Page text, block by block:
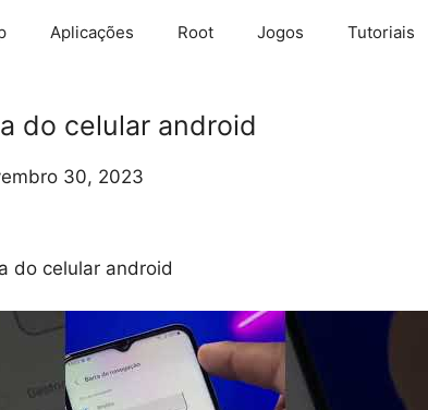
Aplicações Root Jogos Tutoriais
do celular android
30, 2023
do celular android